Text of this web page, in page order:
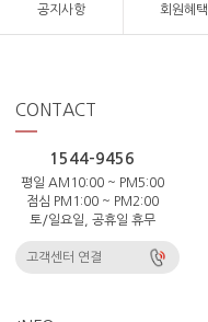
공지사항 회원혜택
CONTACT
1544-9456
평일 AM10:00 ~ PM5:00
점심 PM1:00 ~ PM2:00
토/일요일, 공휴일 휴무
고객센터 연결